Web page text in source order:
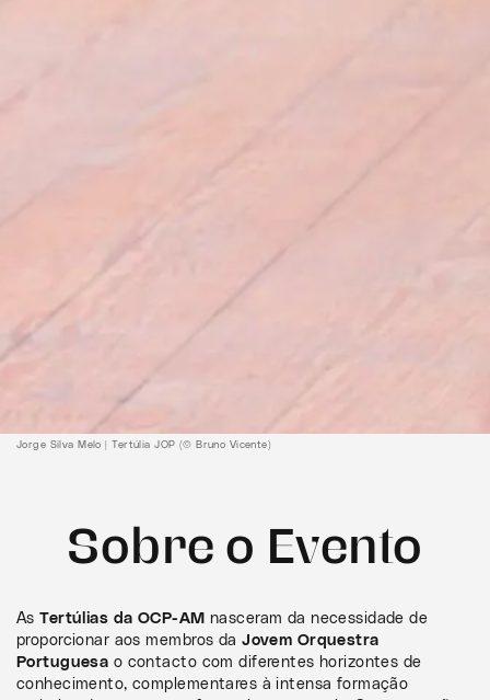
Jorge Silva Melo | Tertúlia JOP (© Bruno Vicente)
Sobre o Evento
AsTertúlias da OCP-AM nasceram da necessidade de
proporcionar aos membros daJovem Orquestra
Portuguesa o contacto com diferentes horizontes de
conhecimento, complementares à intensa formação